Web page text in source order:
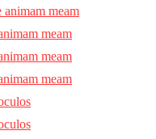
meam
meam
meam
meam